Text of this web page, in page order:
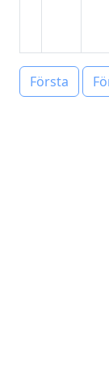
Första